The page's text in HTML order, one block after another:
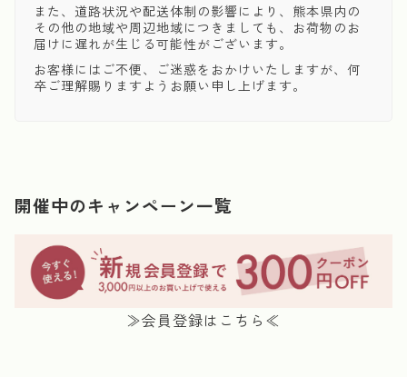
また、道路状況や配送体制の影響により、熊本県内の
その他の地域や周辺地域につきましても、お荷物のお
届けに遅れが生じる可能性がございます。
お客様にはご不便、ご迷惑をおかけいたしますが、何
卒ご理解賜りますようお願い申し上げます。
開催中のキャンペーン一覧
≫会員登録はこちら≪